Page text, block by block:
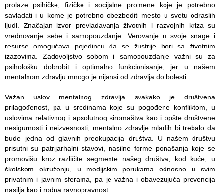
prolaze psihičke, fizičke i socijalne promene koje je potrebno
savladati i u kome je potrebno obezbediti mesto u svetu odraslih
ljudi. Značajan izvor prevladavanja životnih i razvojnih kriza su
vrednovanje sebe i samopouzdanje. Verovanje u svoje snage i
resurse omogućava pojedincu da se žustrije bori sa životnim
izazovima.Zadovoljstvo sobom i samopouzdanje važni su za
psihološku dobrobit i optimalno funkcionisanje, jer u našem
mentalnom zdravlju mnogo je nijansi od zdravlja do bolesti.
Važan uslov mentalnog zdravlja svakako je društvena
prilagođenost, pa u sredinama koje su pogođene konfliktom, u
uslovima relativnog i apsolutnog siromaštva kao i opšte društvene
nesigurnosti i neizvesnosti, mentalno zdravlje mladih bi trebalo da
bude jedna od glavnih preokupacija društva. U našem društvu
prisutni su patrijarhalni stavovi, nasilne forme ponašanja koje se
promovišu kroz različite segmente našeg društva, kod kuće, u
školskom okruženju, u medijskim porukama odnosno u svim
privatnim i javnim sferama, pa je važna i obavezujuća prevencija
nasilja kao i rodna ravnopravnost.
/ javne
nabavke
Kvalitet
zdravstvene
zaštite
Dokumenta
ДОКУМЕНТА
ЗА
ЗАПОСЛЕНЕ
OGLASI I
KONKURSI
ZA
PACIJENTE